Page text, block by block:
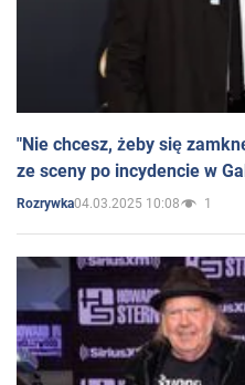
"Nie chcesz, żeby się
ze sceny po incydencie w
Rozrywka04.03.2025 10:08 1